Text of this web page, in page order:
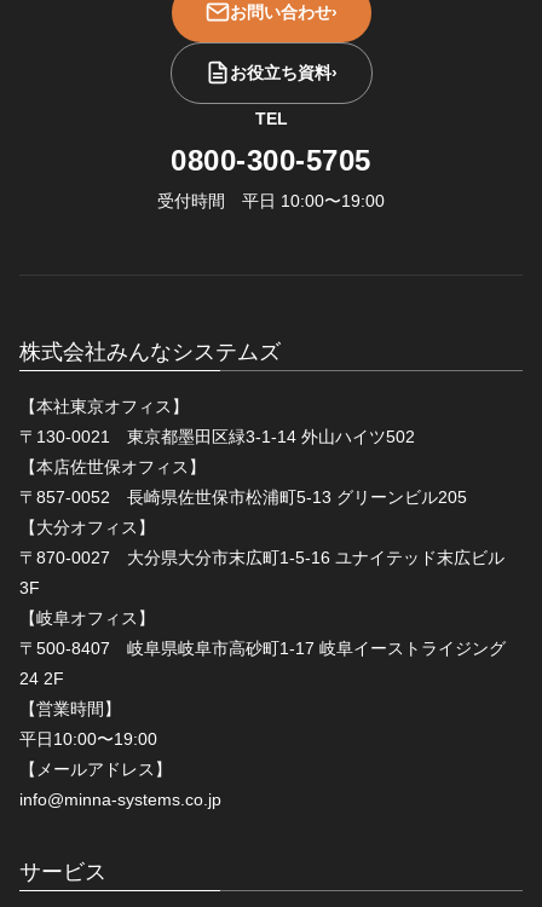
お問い合わせ›
お役立ち資料›
TEL
0800-300-5705
受付時間 平日 10:00〜19:00
株式会社みんなシステムズ
【本社東京オフィス】
〒130-0021 東京都墨田区緑3-1-14 外山ハイツ502
【本店佐世保オフィス】
〒857-0052 長崎県佐世保市松浦町5-13 グリーンビル205
【大分オフィス】
〒870-0027 大分県大分市末広町1-5-16 ユナイテッド末広ビル
3F
【岐阜オフィス】
〒500-8407 岐阜県岐阜市高砂町1-17 岐阜イーストライジング
24 2F
【営業時間】
平日10:00〜19:00
【メールアドレス】
info@minna-systems.co.jp
サービス